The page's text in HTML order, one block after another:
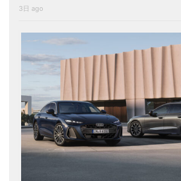
3日 ago